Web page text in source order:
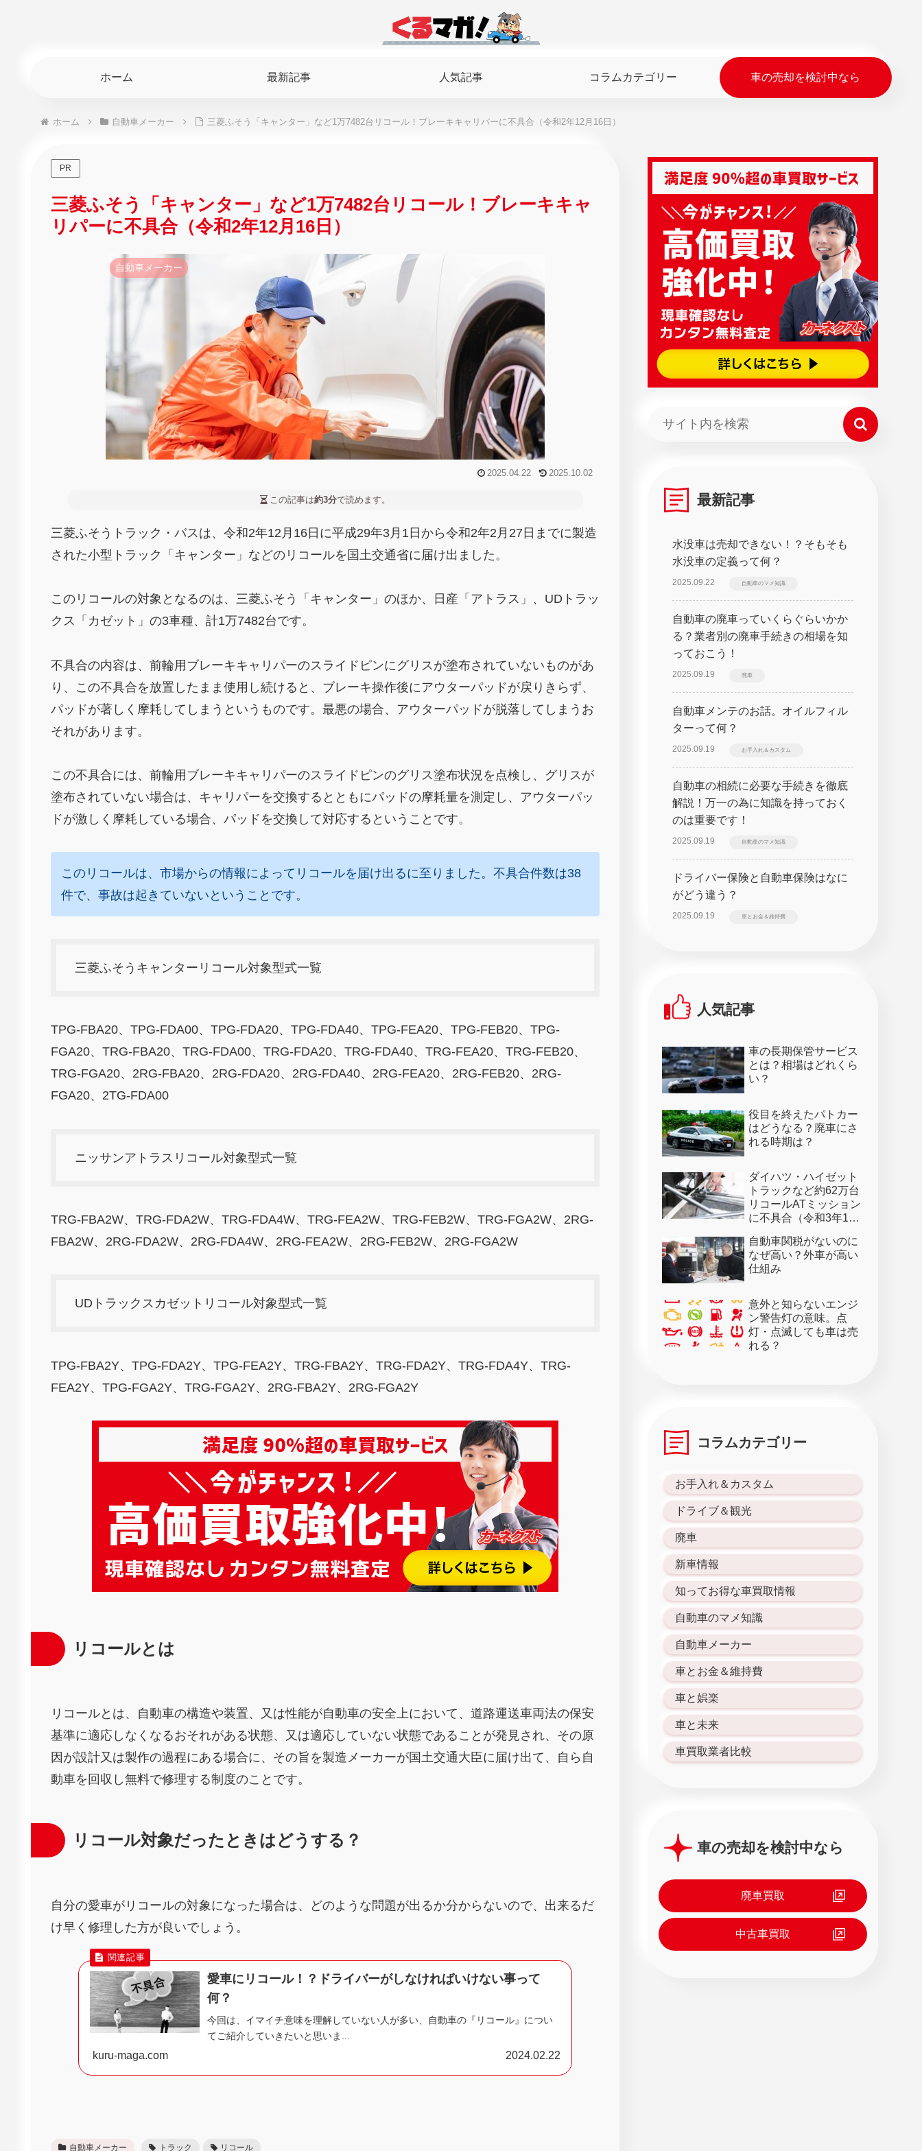
ホーム 最新記事 人気記事 コラムカテゴリー 車の売却を検討中なら
ホーム 自動車メーカー 三菱ふそう「キャンター」など1万7482台リコール！ブレーキキャリパーに不具合（令和2年12月16日）
PR
三菱ふそう「キャンター」など1万7482台リコール！ブレーキキャ
リパーに不具合（令和2年12月16日）
自動車メーカー
2025.04.22 2025.10.02
この記事は約3分で読めます。
三菱ふそうトラック・バスは、令和2年12月16日に平成29年3月1日から令和2年2月27日までに製造
された小型トラック「キャンター」などのリコールを国土交通省に届け出ました。
このリコールの対象となるのは、三菱ふそう「キャンター」のほか、日産「アトラス」、UDトラッ
クス「カゼット」の3車種、計1万7482台です。
不具合の内容は、前輪用ブレーキキャリパーのスライドピンにグリスが塗布されていないものがあ
り、この不具合を放置したまま使用し続けると、ブレーキ操作後にアウターパッドが戻りきらず、
パッドが著しく摩耗してしまうというものです。最悪の場合、アウターパッドが脱落してしまうお
それがあります。
この不具合には、前輪用ブレーキキャリパーのスライドピンのグリス塗布状況を点検し、グリスが
塗布されていない場合は、キャリパーを交換するとともにパッドの摩耗量を測定し、アウターパッ
ドが激しく摩耗している場合、パッドを交換して対応するということです。
このリコールは、市場からの情報によってリコールを届け出るに至りました。不具合件数は38
件で、事故は起きていないということです。
三菱ふそうキャンターリコール対象型式一覧
TPG-FBA20、TPG-FDA00、TPG-FDA20、TPG-FDA40、TPG-FEA20、TPG-FEB20、TPG-
FGA20、TRG-FBA20、TRG-FDA00、TRG-FDA20、TRG-FDA40、TRG-FEA20、TRG-FEB20、
TRG-FGA20、2RG-FBA20、2RG-FDA20、2RG-FDA40、2RG-FEA20、2RG-FEB20、2RG-
FGA20、2TG-FDA00
ニッサンアトラスリコール対象型式一覧
TRG-FBA2W、TRG-FDA2W、TRG-FDA4W、TRG-FEA2W、TRG-FEB2W、TRG-FGA2W、2RG-
FBA2W、2RG-FDA2W、2RG-FDA4W、2RG-FEA2W、2RG-FEB2W、2RG-FGA2W
UDトラックスカゼットリコール対象型式一覧
TPG-FBA2Y、TPG-FDA2Y、TPG-FEA2Y、TRG-FBA2Y、TRG-FDA2Y、TRG-FDA4Y、TRG-
FEA2Y、TPG-FGA2Y、TRG-FGA2Y、2RG-FBA2Y、2RG-FGA2Y
リコールとは
リコールとは、自動車の構造や装置、又は性能が自動車の安全上において、道路運送車両法の保安
基準に適応しなくなるおそれがある状態、又は適応していない状態であることが発見され、その原
因が設計又は製作の過程にある場合に、その旨を製造メーカーが国土交通大臣に届け出て、自ら自
動車を回収し無料で修理する制度のことです。
リコール対象だったときはどうする？
自分の愛車がリコールの対象になった場合は、どのような問題が出るか分からないので、出来るだ
け早く修理した方が良いでしょう。
愛車にリコール！？ドライバーがしなければいけない事って
何？
今回は、イマイチ意味を理解していない人が多い、自動車の『リコール』につい
てご紹介していきたいと思いま...
kuru-maga.com 2024.02.22
自動車メーカー トラック リコール
最新記事
水没車は売却できない！？そもそも
水没車の定義って何？
2025.09.22 自動車のマメ知識
自動車の廃車っていくらぐらいかか
る？業者別の廃車手続きの相場を知
っておこう！
2025.09.19 廃車
自動車メンテのお話。オイルフィル
ターって何？
2025.09.19 お手入れ＆カスタム
自動車の相続に必要な手続きを徹底
解説！万一の為に知識を持っておく
のは重要です！
2025.09.19 自動車のマメ知識
ドライバー保険と自動車保険はなに
がどう違う？
2025.09.19 車とお金＆維持費
人気記事
車の長期保管サービス
とは？相場はどれくら
い？
役目を終えたパトカー
はどうなる？廃車にさ
れる時期は？
ダイハツ・ハイゼット
トラックなど約62万台
リコールATミッション
に不具合（令和3年1月
自動車関税がないのに
なぜ高い？外車が高い
仕組み
意外と知らないエンジ
ン警告灯の意味。点
灯・点滅しても車は売
れる？
コラムカテゴリー
お手入れ＆カスタム
ドライブ＆観光
廃車
新車情報
知ってお得な車買取情報
自動車のマメ知識
自動車メーカー
車とお金＆維持費
車と娯楽
車と未来
車買取業者比較
車の売却を検討中なら
廃車買取
中古車買取